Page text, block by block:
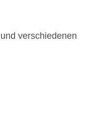
verschiedenen